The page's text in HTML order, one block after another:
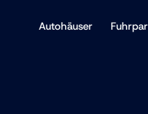
Autohäuser